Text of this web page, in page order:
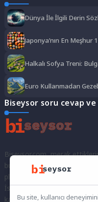
Dünya İle İlgili Derin
Japonya’nın En Meşhur
Halkalı Sofya Treni:
Euro Kullanmadan
Biseysor soru cevap
Biseysor.com, merak
bulunmak ve fikirlerinizi
platformdur.
İster kayıtlı bir kullanıcı
kalarak sorularınızı
Bu site, kullanıcı